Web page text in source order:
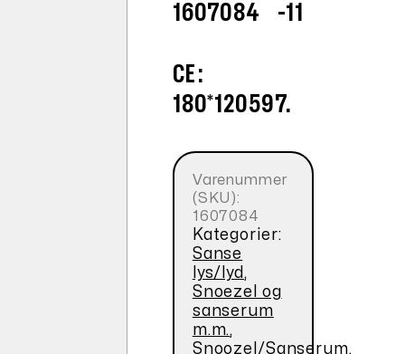
1607084 -11
CE:
180*120597.
Varenummer
(SKU):
1607084
Kategorier:
Sanse
lys/lyd ,
Snoezel og
sanserum
m.m.,
Snoozel/Sanserum,